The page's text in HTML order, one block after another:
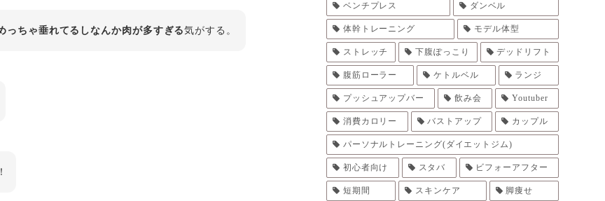
っちゃ垂れてるしなんか肉が多すぎる気がする。
ベンチプレス ダンベル
体幹トレーニング モデル体型
ストレッチ 下腹ぽっこり デッドリフト
腹筋ローラー ケトルベル ランジ
プッシュアップバー 飲み会 Youtuber
消費カロリー バストアップ カップル
パーソナルトレーニング(ダイエットジム)
初心者向け スタバ ビフォーアフター
短期間 スキンケア 脚痩せ